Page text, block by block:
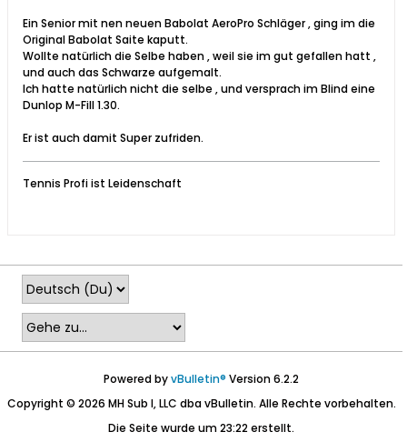
Ein Senior mit nen neuen Babolat AeroPro Schläger , ging im die
Original Babolat Saite kaputt.
Wollte natürlich die Selbe haben , weil sie im gut gefallen hatt ,
und auch das Schwarze aufgemalt.
Ich hatte natürlich nicht die selbe , und versprach im Blind eine
Dunlop M-Fill 1.30.
Er ist auch damit Super zufriden.
Tennis Profi ist Leidenschaft
Powered byvBulletin® Version 6.2.2
Copyright © 2026 MH Sub I, LLC dba vBulletin. Alle Rechte vorbehalten.
Die Seite wurde um 23:22 erstellt.